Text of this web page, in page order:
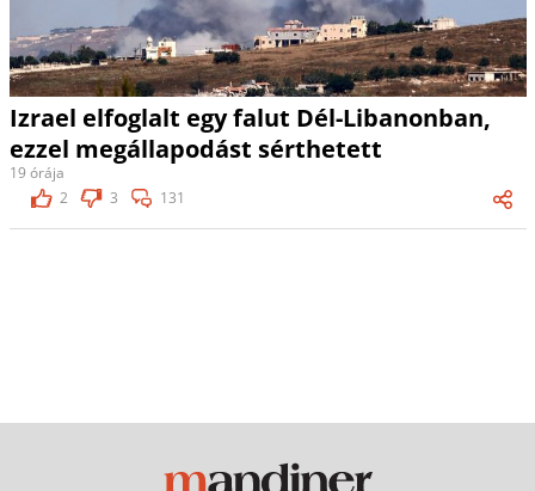
Izrael elfoglalt egy falut Dél-Libanonban,
ezzel megállapodást sérthetett
19 órája
2
3 131